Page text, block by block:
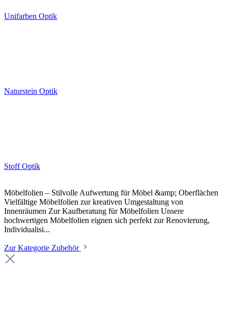
Unifarben Optik
Naturstein Optik
Stoff Optik
Möbelfolien – Stilvolle Aufwertung für Möbel &amp; Oberflächen
Vielfältige Möbelfolien zur kreativen Umgestaltung von
Innenräumen Zur Kaufberatung für Möbelfolien Unsere
hochwertigen Möbelfolien eignen sich perfekt zur Renovierung,
Individualisi...
Zur Kategorie Zubehör